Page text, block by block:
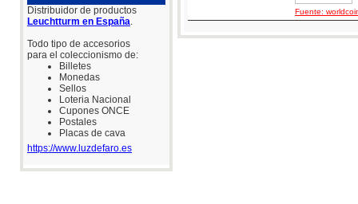
Distribuidor de productos
Leuchtturm en España.
Todo tipo de accesorios
para el coleccionismo de:
Billetes
Monedas
Sellos
Loteria Nacional
Cupones ONCE
Postales
Placas de cava
https://www.luzdefaro.es
Fuente: